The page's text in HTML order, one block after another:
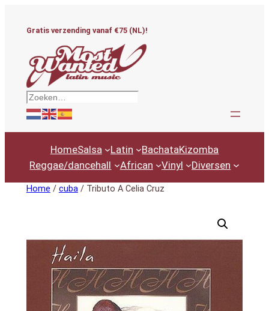
Gratis verzending vanaf €75 (NL)!
Zoeken
HomeSalsa Latin BachataKizomba
Reggae/dancehall
African Vinyl Diversen
Home / cuba/ Tributo A Celia Cruz